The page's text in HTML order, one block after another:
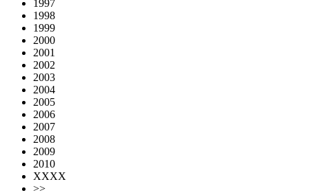
1997
1998
1999
2000
2001
2002
2003
2004
2005
2006
2007
2008
2009
2010
XXXX
>>